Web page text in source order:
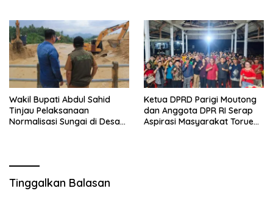
Wakil Bupati Abdul Sahid
Tinjau Pelaksanaan
Normalisasi Sungai di Desa
Ketua DPRD Parigi Moutong
dan Anggota DPR RI Serap
Aspirasi Masyarakat Torue
Tinggalkan Balasan